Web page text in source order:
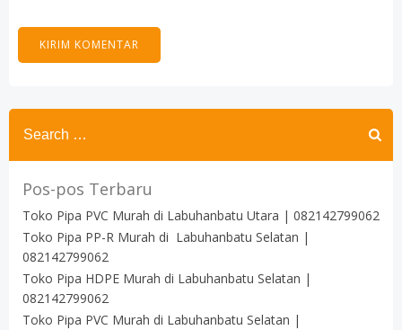
Search
for:
Pos-pos Terbaru
Toko Pipa PVC Murah di Labuhanbatu Utara | 082142799062
Toko Pipa PP-R Murah di Labuhanbatu Selatan |
082142799062
Toko Pipa HDPE Murah di Labuhanbatu Selatan |
082142799062
Toko Pipa PVC Murah di Labuhanbatu Selatan |